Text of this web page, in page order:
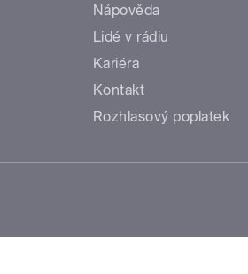
Nápověda
Lidé v rádiu
Kariéra
Kontakt
Rozhlasový poplatek